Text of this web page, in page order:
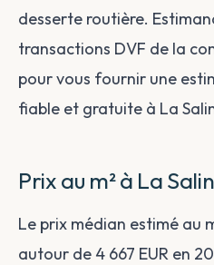
desserte routière.
transactions DVF de la
pour vous fournir une
fiable et gratuite à La
Prix au m² à La
Le prix médian estimé au
autour de 4 667 EUR en